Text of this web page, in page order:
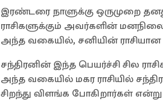
இரண்டரை நாளுக்கு ஒருமுறை
ராசிகளுக்கும் அவர்களின்
அந்த வகையில், சனியின் ராசியான
சந்திரனின் இந்த பெயர்ச்சி சில
அந்த வகையில் மகர ராசியில்
சிறந்து விளங்க போகிறார்கள்